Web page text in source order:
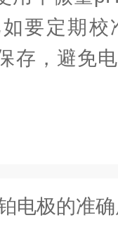
要定期校
存，避免
电极的准